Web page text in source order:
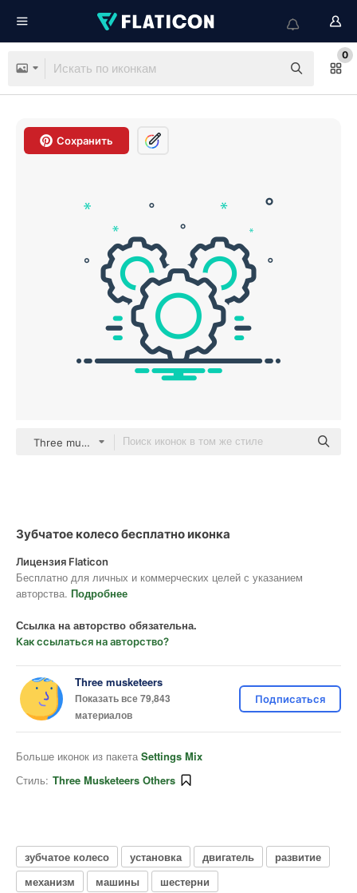
0
Сохранить
Three musketeers Others
Зубчатое колесо бесплатно иконка
Лицензия Flaticon
Бесплатно для личных и коммерческих целей с указанием
авторства. Подробнее
Ссылка на авторство обязательна.
Как ссылаться на авторство?
Three musketeers
Показать все 79,843
материалов
Подписаться
Больше иконок из пакета Settings Mix
Стиль: Three Musketeers Others
зубчатое колесо установка двигатель
развитие
механизм
машины шестерни